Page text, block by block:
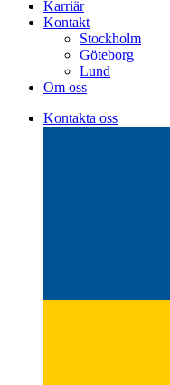
Karriär
Kontakt
Stockholm
Göteborg
Lund
Om oss
Kontakta oss